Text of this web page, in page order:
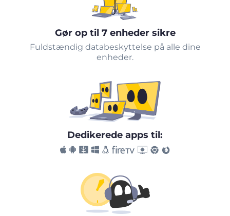
Gør op til 7 enheder sikre
Fuldstændig databeskyttelse på alle dine
enheder.
Dedikerede apps til: